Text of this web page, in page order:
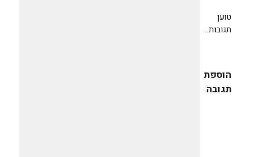
טוען
תגובות...
הוספת
תגובה